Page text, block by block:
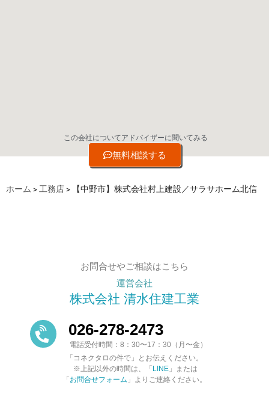
この会社についてアドバイザーに聞いてみる
無料相談する
ホーム >工務店> 【中野市】株式会社村上建設／サラサホーム北信
お問合せやご相談はこちら
運営会社
株式会社 清水住建工業
026-278-2473
電話受付時間：8：30〜17：30（月〜金）
「コネクタロの件で」とお伝えください。
※上記以外の時間は、「 LINE 」または
「 お問合せフォーム 」よりご連絡ください。